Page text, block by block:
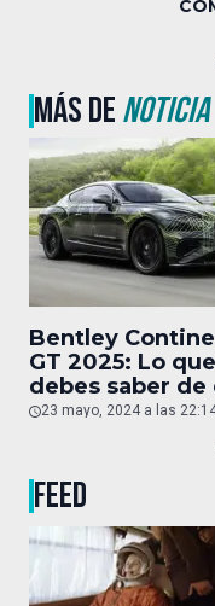
MÁS DENOTICIA
Bentley
GT 2025: Lo que
debes saber de
auto de
23 mayo, 2024 a las
FEED